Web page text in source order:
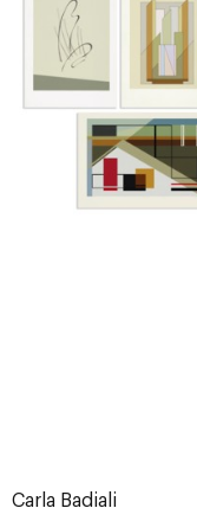
Carla Badiali